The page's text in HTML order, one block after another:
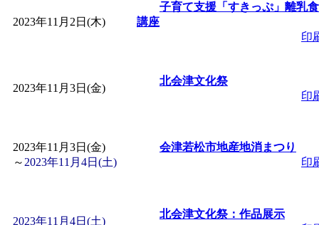
付期間：2026/08/10～
付期間：2026/08/10～
「まだまだ暑い！コ
レクリエーション 障
ットせよ！」 受付期
2023年11月2日(木)
子育て支援「すきっぷ」離乳食
講座
印
2023年11月3日(金)
北会津文化祭
印
2023年11月3日(金)
～ 2023年11月4日(土)
会津若松市地産地消まつり
印
2023年11月4日(土)
北会津文化祭：作品展示